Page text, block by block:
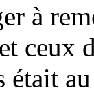
à
ceux